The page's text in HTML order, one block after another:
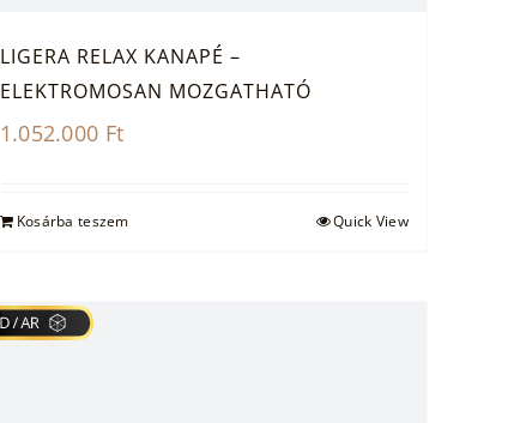
LIGERA RELAX KANAPÉ –
ELEKTROMOSAN MOZGATHATÓ
1.052.000 Ft
Kosárba teszem Quick View